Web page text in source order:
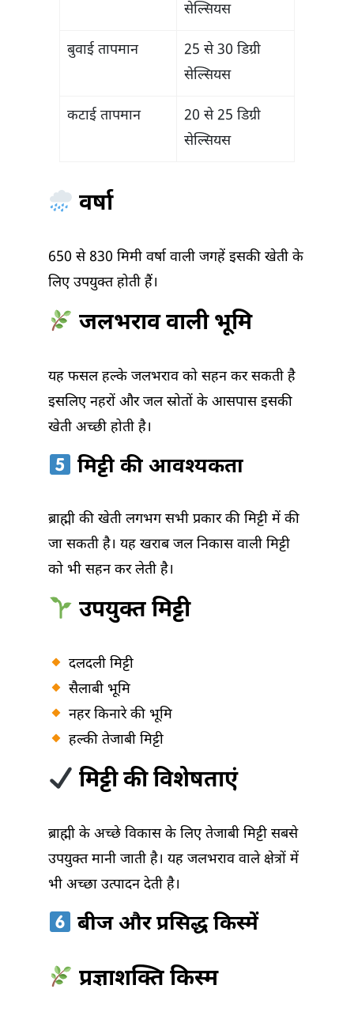
सेल्सियस
बुवाई तापमान
25 से 30 डिग्री
सेल्सियस
कटाई तापमान
20 से 25 डिग्री
सेल्सियस
वर्षा
650 से 830 मिमी वर्षा वाली जगहें इसकी खेती के
लिए उपयुक्त होती हैं।
जलभराव वाली भूमि
यह फसल हल्के जलभराव को सहन कर सकती है
इसलिए नहरों और जल स्रोतों के आसपास इसकी
खेती अच्छी होती है।
मिट्टी की आवश्यकता
ब्राह्मी की खेती लगभग सभी प्रकार की मिट्टी में की
जा सकती है। यह खराब जल निकास वाली मिट्टी
को भी सहन कर लेती है।
उपयुक्त मिट्टी
दलदली मिट्टी
सैलाबी भूमि
नहर किनारे की भूमि
हल्की तेजाबी मिट्टी
मिट्टी की विशेषताएं
ब्राह्मी के अच्छे विकास के लिए तेजाबी मिट्टी सबसे
उपयुक्त मानी जाती है। यह जलभराव वाले क्षेत्रों में
भी अच्छा उत्पादन देती है।
बीज और प्रसिद्ध किस्में
प्रज्ञाशक्ति किस्म